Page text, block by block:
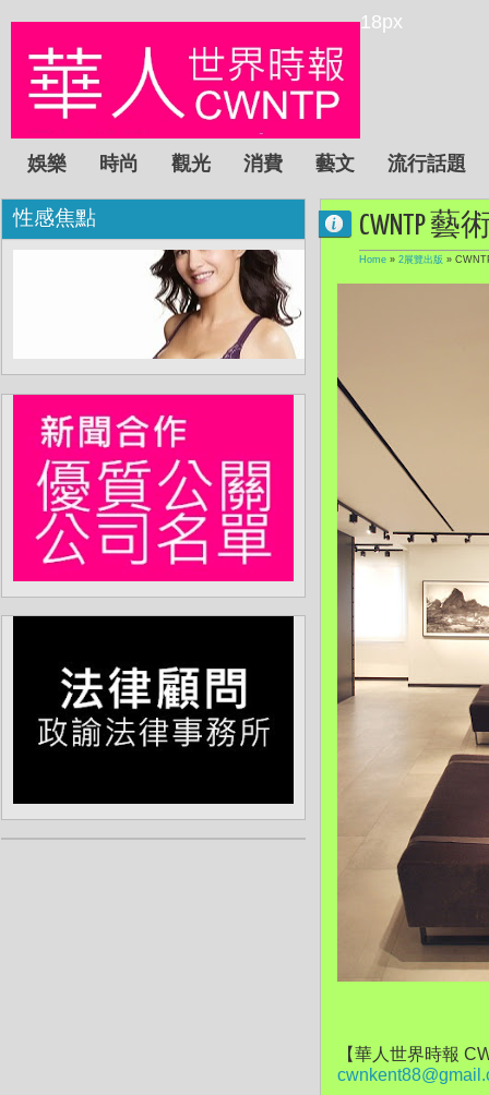
18px
娛樂 時尚 觀光 消費 藝文 流行話題
CWNTP 藝
Home » 2展覽出版 »
【華人世界時報
性感焦點